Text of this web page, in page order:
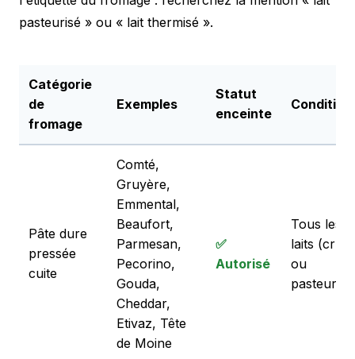
pasteurisé » ou « lait thermisé ».
Catégorie
de
fromage
Exemples
Statut
enceinte
Condition
Pâte dure
pressée
cuite
Comté,
Gruyère,
Emmental,
Beaufort,
Parmesan,
Pecorino,
Gouda,
Cheddar,
Etivaz, Tête
de Moine
✅
Autorisé
Tous les
laits (cru
ou